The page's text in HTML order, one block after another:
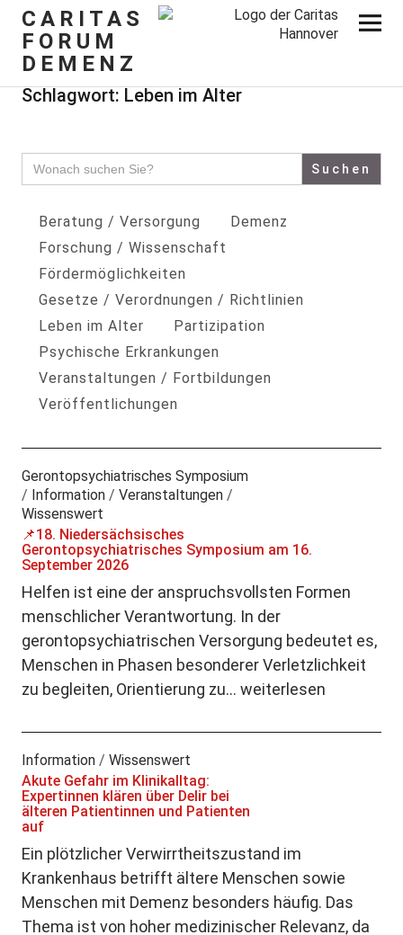
CARITAS
FORUM
DEMENZ
Schlagwort: Leben im Alter
Search
for:
Beratung / Versorgung
Demenz
Forschung / Wissenschaft
Fördermöglichkeiten
Gesetze / Verordnungen / Richtlinien
Leben im Alter
Partizipation
Psychische Erkrankungen
Veranstaltungen / Fortbildungen
Veröffentlichungen
Gerontopsychiatrisches Symposium
/ Information/ Veranstaltungen/
Wissenswert
📌18. Niedersächsisches
Gerontopsychiatrisches Symposium am 16.
September 2026
Helfen ist eine der anspruchsvollsten Formen
menschlicher Verantwortung. In der
gerontopsychiatrischen Versorgung bedeutet es,
Menschen in Phasen besonderer Verletzlichkeit
zu begleiten, Orientierung zu… weiterlesen
Information/ Wissenswert
Akute Gefahr im Klinikalltag:
Expertinnen klären über Delir bei
älteren Patientinnen und Patienten
auf
Ein plötzlicher Verwirrtheitszustand im
Krankenhaus betrifft ältere Menschen sowie
Menschen mit Demenz besonders häufig. Das
Thema ist von hoher medizinischer Relevanz, da